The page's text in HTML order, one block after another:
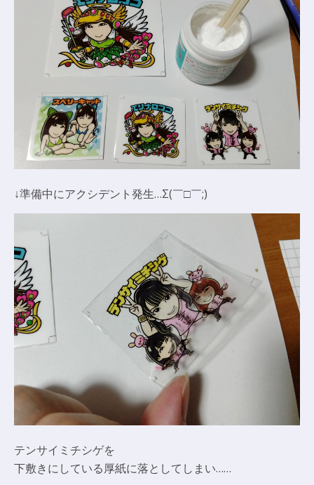
↓準備中にアクシデント発生…Σ(￣□￣;)
テンサイミチシゲを
下敷きにしている厚紙に落としてしまい……